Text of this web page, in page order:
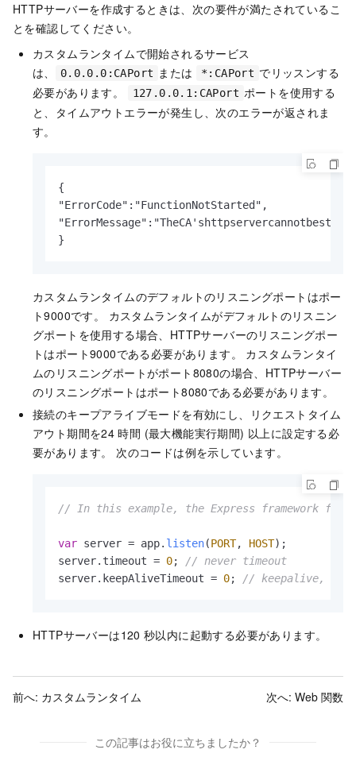
HTTPサーバーを作成するときは、次の要件が満たされているこ
とを確認してください。
カスタムランタイムで開始されるサービス
は、
0.0.0.0:CAPort または *:CAPort でリッスンする
必要があります。
127.0.0.1:CAPort ポートを使用する
と、タイムアウトエラーが発生し、次のエラーが返されま
す。
{
"ErrorCode":"FunctionNotStarted",
}
カスタムランタイムのデフォルトのリスニングポートはポー
ト9000です。 カスタムランタイムがデフォルトのリスニン
グポートを使用する場合、HTTPサーバーのリスニングポー
トはポート9000である必要があります。 カスタムランタイ
ムのリスニングポートがポート8080の場合、HTTPサーバー
のリスニングポートはポート8080である必要があります。
接続のキープアライブモードを有効にし、リクエストタイム
アウト期間を24 時間 (最大機能実行期間) 以上に設定する必
要があります。 次のコードは例を示しています。
// In this example, the Express framework
var server = app. listen(PORT, HOST);
server. timeout = 0; // never timeout
server. keepAliveTimeout = 0; // keepalive,
HTTPサーバーは120 秒以内に起動する必要があります。
前へ: カスタムランタイム 次へ: Web 関数
この記事はお役に立ちましたか？